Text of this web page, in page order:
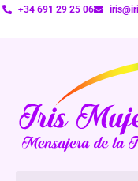
+34 691 29 25 06